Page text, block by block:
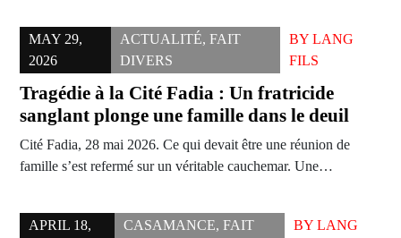
MAY 29,
2026
ACTUALITÉ, FAIT
DIVERS
BY LANG
FILS
Tragédie à la Cité Fadia : Un fratricide
sanglant plonge une famille dans le deuil
Cité Fadia, 28 mai 2026. Ce qui devait être une réunion de
famille s’est refermé sur un véritable cauchemar. Une…
APRIL 18,
CASAMANCE, FAIT
BY LANG